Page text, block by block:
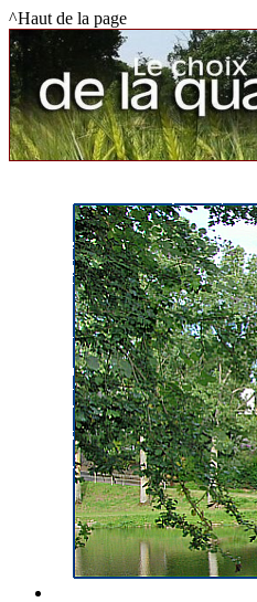
^Haut de la page